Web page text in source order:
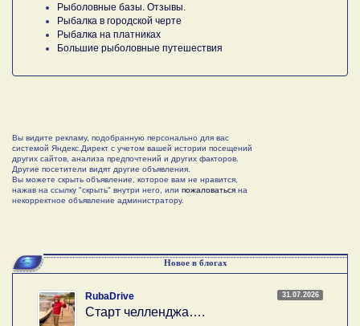
Рыболовные базы. Отзывы.
Рыбалка в городской черте
Рыбалка на платниках
Большие рыболовные путешествия
Вы видите рекламу, подобранную персонально для вас
системой Яндекс.Директ с учетом вашей истории посещений
других сайтов, анализа предпочтений и других факторов.
Другие посетители видят другие объявления.
Вы можете скрыть объявление, которое вам не нравится,
нажав на ссылку "скрыть" внутри него, или пожаловаться на
некорректное объявление администратору.
Новое в блогах
31.07.2026
RubaDrive
Старт челленджа….